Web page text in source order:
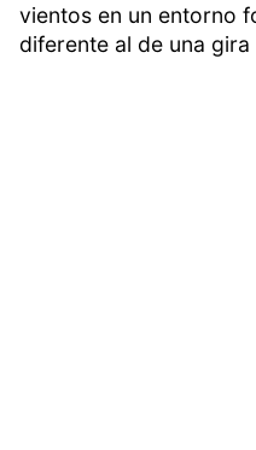
vientos en un entorno
diferente al de una